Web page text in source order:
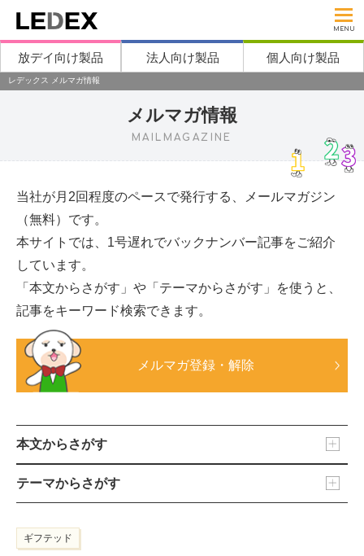
MENU
放デイ向け製品 法人向け製品 個人向け製品
レデックス メルマガ情報
メルマガ情報
MAILMAGAZINE
当社が月2回程度のペースで発行する、メールマガジン
（無料）です。
本サイトでは、1号遅れでバックナンバー記事をご紹介
しています。
「本文からさがす」や「テーマからさがす」を使うと、
記事をキーワード検索できます。
メルマガ登録・解除
本文からさがす
テーマからさがす
ギフテッド